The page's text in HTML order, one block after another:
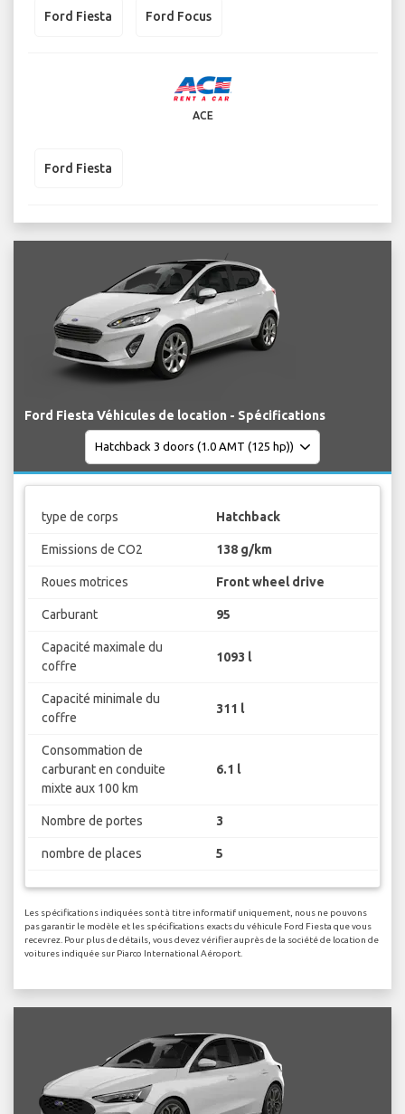
Ford Fiesta Ford Focus
ACE
Ford Fiesta
Ford Fiesta Véhicules de location - Spécifications
type de corps Hatchback
Emissions de CO2 138 g/km
Roues motrices Front wheel drive
Carburant 95
Capacité maximale du
coffre
1093 l
Capacité minimale du
coffre
311 l
Consommation de
carburant en conduite
mixte aux 100 km
6.1 l
Nombre de portes 3
nombre de places 5
Les spécifications indiquées sont à titre informatif uniquement, nous ne pouvons
pas garantir le modèle et les spécifications exacts du véhicule Ford Fiesta que vous
recevrez. Pour plus de détails, vous devez vérifier auprès de la société de location de
voitures indiquée sur Piarco International Aéroport.